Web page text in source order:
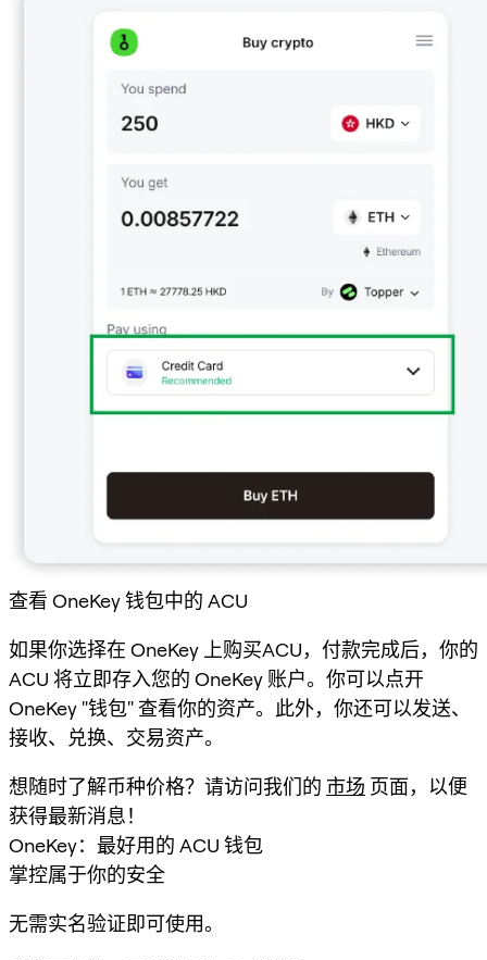
查看 OneKey 钱包中的 ACU
如果你选择在 OneKey 上购买ACU，付款完成后，你的
ACU 将立即存入您的 OneKey 账户。你可以点开
OneKey "钱包" 查看你的资产。此外，你还可以发送、
接收、兑换、交易资产。
想随时了解币种价格？请访问我们的 市场 页面，以便
获得最新消息！
OneKey：最好用的 ACU 钱包
掌控属于你的安全
无需实名验证即可使用。